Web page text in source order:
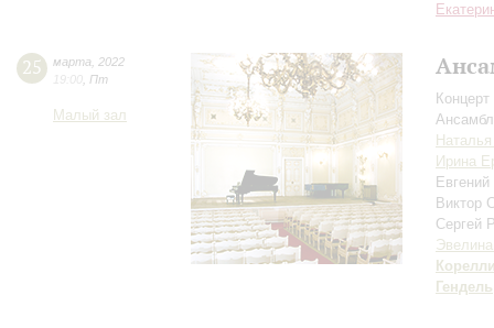
25 марта
2022
19:00 Пт
Малый зал
Ирина
Виктор
Сергей
Гендель